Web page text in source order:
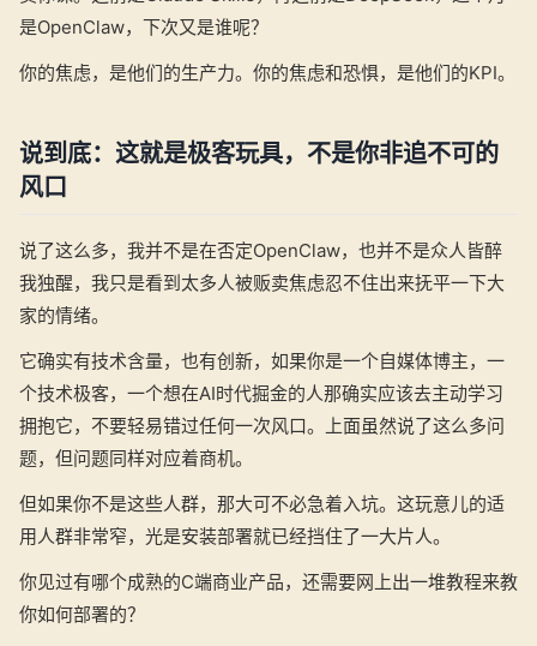
是OpenClaw，下次又是谁呢？
你的焦虑，是他们的生产力。你的焦虑和恐惧，是他们的KPI。
说到底：这就是极客玩具，不是你非追不可的
风口
说了这么多，我并不是在否定OpenClaw，也并不是众人皆醉
我独醒，我只是看到太多人被贩卖焦虑忍不住出来抚平一下大
家的情绪。
它确实有技术含量，也有创新，如果你是一个自媒体博主，一
个技术极客，一个想在AI时代掘金的人那确实应该去主动学习
拥抱它，不要轻易错过任何一次风口。上面虽然说了这么多问
题，但问题同样对应着商机。
但如果你不是这些人群，那大可不必急着入坑。这玩意儿的适
用人群非常窄，光是安装部署就已经挡住了一大片人。
你见过有哪个成熟的C端商业产品，还需要网上出一堆教程来教
你如何部署的？